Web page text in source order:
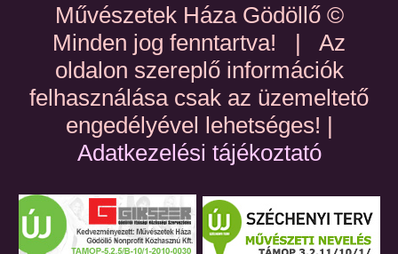
Művészetek Háza Gödöllő ©
Minden jog fenntartva! | Az
oldalon szereplő információk
felhasználása csak az üzemeltető
engedélyével lehetséges! |
Adatkezelési tájékoztató